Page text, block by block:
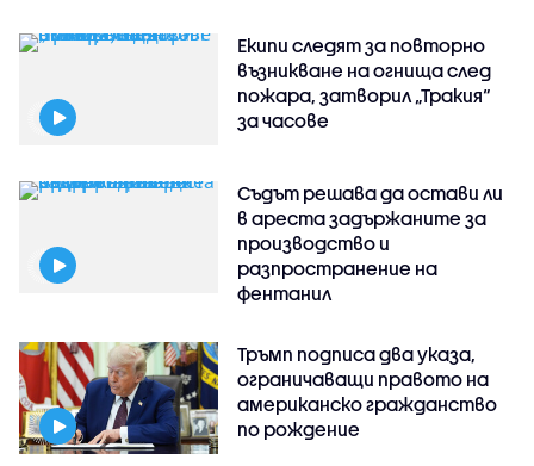
Екипи следят за повторно
възникване на огнища след
пожара, затворил „Тракия“
за часове
Съдът решава да остави ли
в ареста задържаните за
производство и
разпространение на
фентанил
Тръмп подписа два указа,
ограничаващи правото на
американско гражданство
по рождение